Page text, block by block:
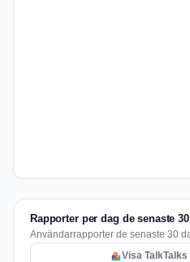
Rapporter per dag de senaste
Användarrapporter de senaste 30
Visa